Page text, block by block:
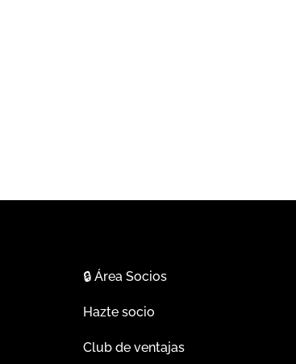
🔒Área Socios
Hazte socio
Club de ventajas